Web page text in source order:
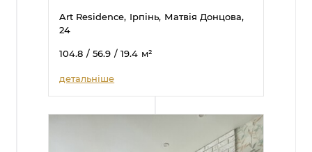
Art Residence, Ірпінь, Матвія Донцова,
24
104.8 / 56.9 / 19.4 м²
детальніше